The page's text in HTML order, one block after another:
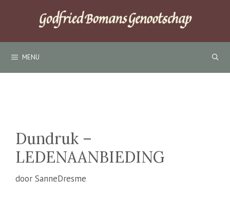
inhoud
MENU
Dundruk –
LEDENAANBIEDING
door SanneDresme